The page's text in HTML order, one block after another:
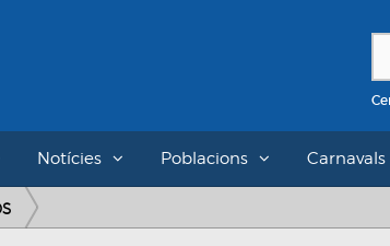
Notícies Poblacions Carnavals